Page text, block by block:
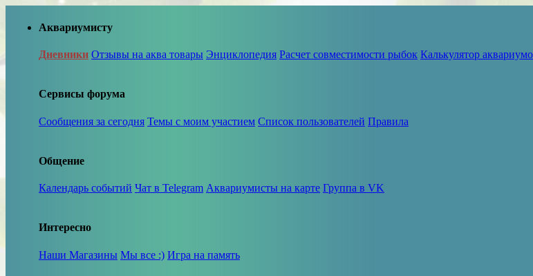
Аквариумисту
Дневники Отзывы на аква товары Энциклопедия Расчет совместимости рыбок Калькулятор
Сервисы форума
Сообщения за сегодня Темы с моим участием Список пользователей Правила
Общение
Календарь событий Чат в Telegram Аквариумисты на карте Группа в VK
Интересно
Наши Магазины Мы все :) Игра на память